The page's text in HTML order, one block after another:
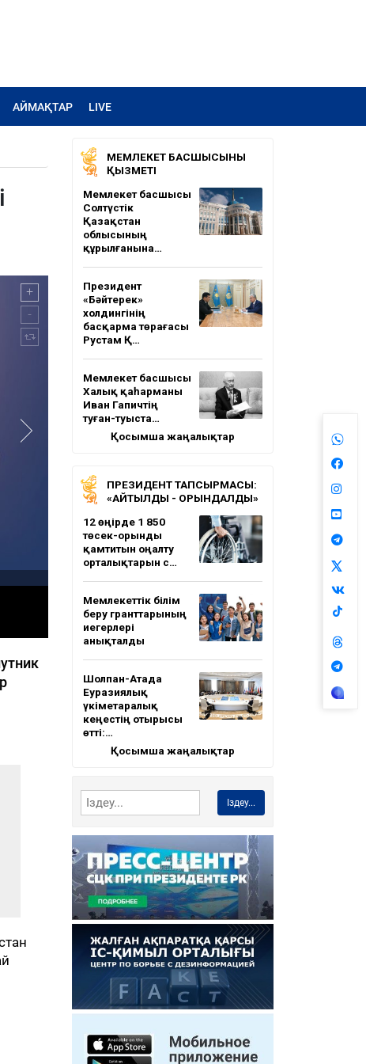
АЙМАҚТАР LIVE
МЕМЛЕКЕТ БАСШЫСЫНЫҢ
ҚЫЗМЕТІ
Мемлекет басшысы
Солтүстік
Қазақстан
облысының
құрылғанына…
Президент
«Бәйтерек»
холдингінің
басқарма төрағасы
Рустам Қ…
Мемлекет басшысы
Халық қаһарманы
Иван Гапичтің
туған-туыста…
Қосымша жаңалықтар
ПРЕЗИДЕНТ ТАПСЫРМАСЫ:
«АЙТЫЛДЫ - ОРЫНДАЛДЫ»
12 өңірде 1 850
төсек-орынды
қамтитын оңалту
орталықтарын с…
Мемлекеттік білім
беру гранттарының
иегерлері
анықталды
Шолпан-Атада
Еуразиялық
үкіметаралық
кеңестің отырысы
өтті:…
Қосымша жаңалықтар
Іздеу...